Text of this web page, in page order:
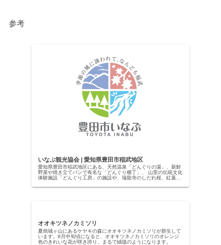
参考
いなぶ観光協会 | 愛知県豊田市稲武地区
愛知県豊田市稲武地区にある、天然温泉「どんぐりの湯」、新鮮
野菜や焼き立てパンで有名な「どんぐり横丁」、 山里の伝統文化
体験施設「どんぐり工房」の施設や、瑞龍寺のしだれ桜、紅葉が
す。
オオキツネノカミソリ
夏焼城ヶ山にあるケヤキの森にオオキツネノカミソリが群生して
います。8月中旬頃になると、オオキツネノカミソリのオレンジ
色のきれいな花が咲き誇り、まるで絨毯のようになります。